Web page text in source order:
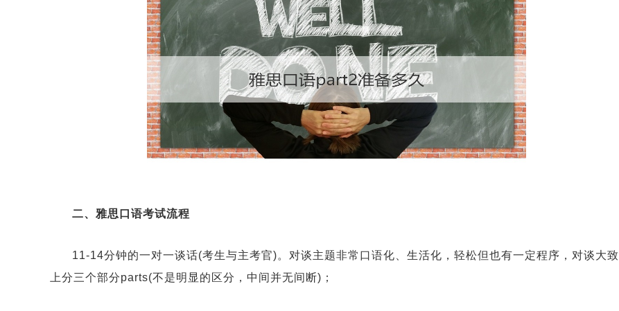
二、雅思口语考试流程
11-14分钟的一对一谈话(考生与主考官)。对谈主题非常口语化、生活化，轻松但也有一定程序，对谈大致
上分三个部分parts(不是明显的区分，中间并无间断)；